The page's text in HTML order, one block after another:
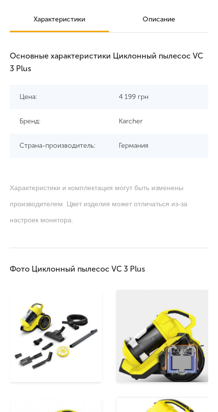
Характеристики Описание
Основные характеристики Циклонный пылесос VC
3 Plus
Цена: 4 199 грн
Бренд: Karcher
Страна-производитель: Германия
Характеристики и комплектация могут быть изменены
производителем. Цвет изделия может отличаться из-за
настроек монитора.
Фото Циклонный пылесос VC 3 Plus